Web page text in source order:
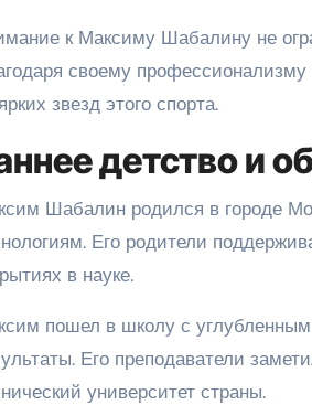
к Максиму Шабалину не
своему
звезд этого спорта.
детство и
Шабалин родился в городе
Его родители
в науке.
пошел в школу с
Его преподаватели
университет страны.